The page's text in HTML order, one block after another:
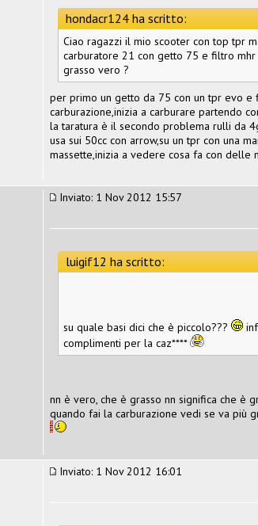
hondacr124 ha scritto:
Ciao ragazzi il mio scooter con top tpr
carburatore 21 con getto 75 e filtro
grasso vero ?
per primo un getto da 75 con un tpr evo e
carburazione,inizia a carburare partendo
la taratura è il secondo problema rulli da
usa sui 50cc con arrow,su un tpr con una
massette,inizia a vedere cosa fa con delle
Inviato: 1 Nov 2012 15:57
luigif12 ha scritto:
su quale basi dici che è piccolo???
complimenti per la caz****
nn è vero, che è grasso nn significa che è
quando fai la carburazione vedi se va più
Inviato: 1 Nov 2012 16:01